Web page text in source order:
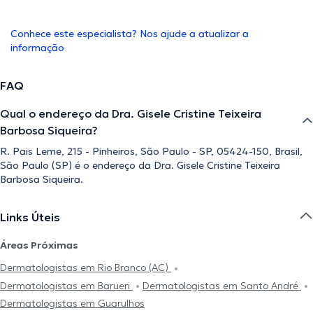
Conhece este especialista? Nos ajude a atualizar a
informação
FAQ
Qual o endereço da Dra. Gisele Cristine Teixeira
Barbosa Siqueira?
R. Pais Leme, 215 - Pinheiros, São Paulo - SP, 05424-150, Brasil,
São Paulo (SP) é o endereço da Dra. Gisele Cristine Teixeira
Barbosa Siqueira.
Links Úteis
Áreas Próximas
Dermatologistas em Rio Branco (AC)
Dermatologistas em Barueri
Dermatologistas em Santo André
Dermatologistas em Guarulhos